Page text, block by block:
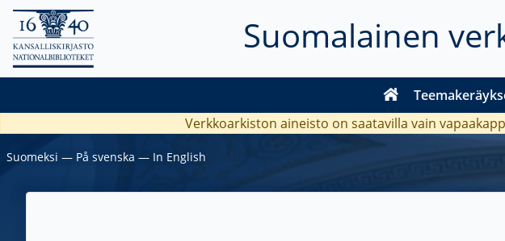
Suomalainen
Verkkoarkiston aineisto on saatavilla vain
Suomeksi ― På svenska ― In English